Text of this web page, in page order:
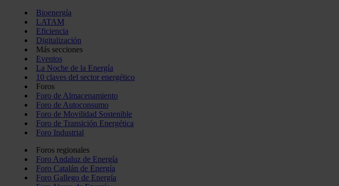
Bioenergía
LATAM
Eficiencia
Digitalización
Más secciones
Eventos
La Noche de la Energía
10 claves del sector energético
Foros
Foro de Almacenamiento
Foro de Autoconsumo
Foro de Movilidad Sostenible
Foro de Transición Energética
Foro Industrial
Foros regionales
Foro Andaluz de Energía
Foro Catalán de Energía
Foro Gallego de Energía